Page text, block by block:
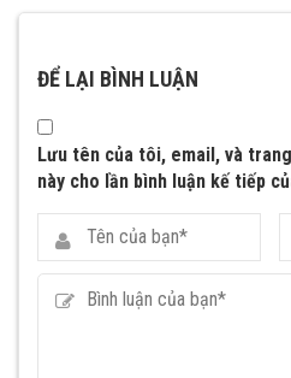
ĐỂ LẠI BÌNH LUẬN
Lưu tên của tôi, email, và
này cho lần bình luận kế tiếp